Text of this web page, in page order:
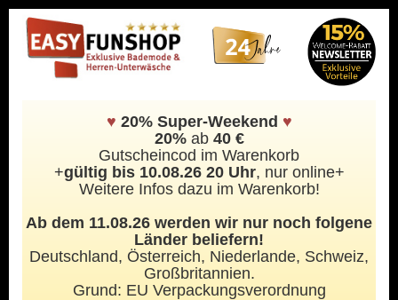
♥ 20% Super-Weekend ♥
20%ab 40 €
Gutscheincod im Warenkorb
+gültig bis 10.08.26 20 Uhr, nur online+
Weitere Infos dazu im Warenkorb!
Ab dem 11.08.26 werden wir nur noch folgene
Länder beliefern!
Deutschland, Österreich, Niederlande, Schweiz,
Großbritannien.
Grund: EU Verpackungsverordnung